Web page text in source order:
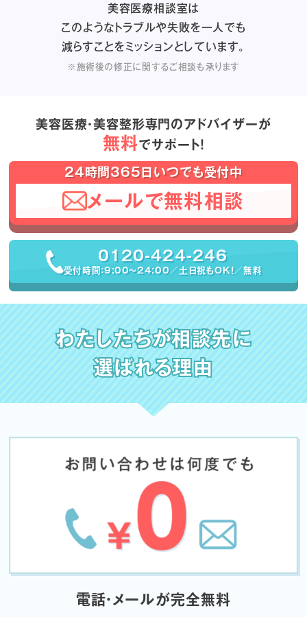
美容医療相談室は
このようなトラブルや失敗を一人でも
減らすことをミッションとしています。
※施術後の修正に関するご相談も承ります
美容医療・美容整形専門のアドバイザーが
無料でサポート！
24時間365日いつでも受付中
メールで無料相談
0120-424-246
受付時間：9:00〜24:00／土日祝もOK！／無料
わたしたちが相談先に
選ばれる理由
電話・メールが完全無料